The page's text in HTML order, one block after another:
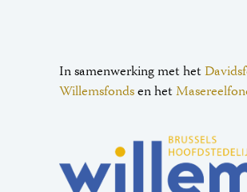
In samenwerking met het
Willemsfondsen het